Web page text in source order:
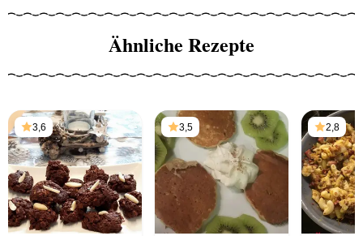
Ähnliche Rezepte
3,6 3,5 2,8